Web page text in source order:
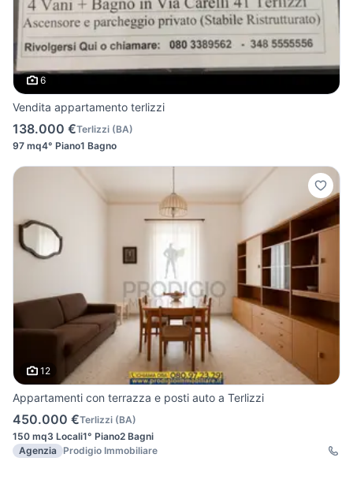
6
Vendita appartamento terlizzi
138.000 €Terlizzi (BA)
97 mq4° Piano1 Bagno
12
Appartamenti con terrazza e posti auto a Terlizzi
450.000 €Terlizzi (BA)
150 mq3 Locali1° Piano2 Bagni
Agenzia
Prodigio Immobiliare